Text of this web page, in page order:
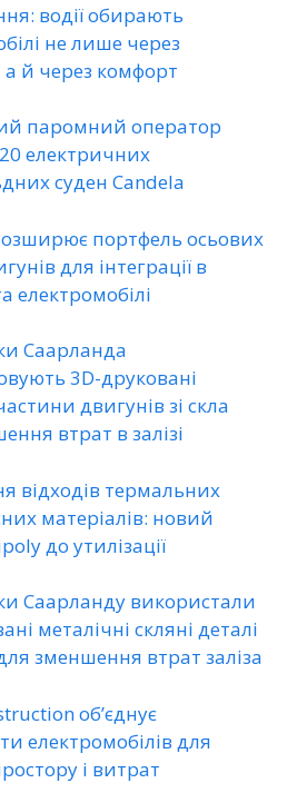
водії обирають
не лише через
й через комфорт
паромний оператор
електричних
суден Candela
портфель осьових
для інтеграції в
електромобілі
Саарланда
3D-друковані
двигунів зі скла
втрат в залізі
відходів термальних
матеріалів: новий
до утилізації
Саарланду використали
металічні скляні деталі
зменшення втрат заліза
об’єднує
електромобілів для
і витрат